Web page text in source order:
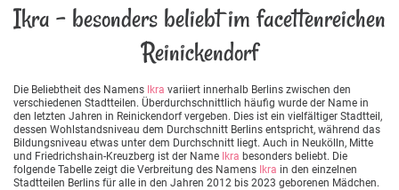
Ikra - besonders beliebt im facettenreichen
Reinickendorf
Die Beliebtheit des Namens Ikra variiert innerhalb Berlins zwischen den
verschiedenen Stadtteilen. Überdurchschnittlich häufig wurde der Name in
den letzten Jahren in Reinickendorf vergeben. Dies ist ein vielfältiger Stadtteil,
dessen Wohlstandsniveau dem Durchschnitt Berlins entspricht, während das
Bildungsniveau etwas unter dem Durchschnitt liegt. Auch in Neukölln, Mitte
und Friedrichshain-Kreuzberg ist der Name Ikra besonders beliebt. Die
folgende Tabelle zeigt die Verbreitung des Namens Ikra in den einzelnen
Stadtteilen Berlins für alle in den Jahren 2012 bis 2023 geborenen Mädchen.